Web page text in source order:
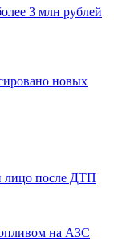
3 млн рублей
новых
лицо после ДТП
на АЗС